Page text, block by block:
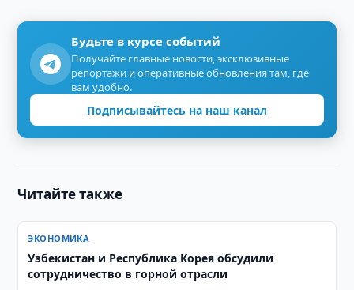
Будьте в курсе событий
Получайте главные новости, эксклюзивные
репортажи и оперативные обновления там, где
вам удобно.
Подписывайтесь на наш канал
Читайте также
ЭКОНОМИКА
Узбекистан и Республика Корея обсудили
сотрудничество в горной отрасли